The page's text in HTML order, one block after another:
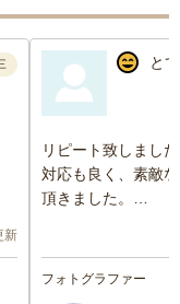
新
と
リピート致しまし
対応も良く、素敵
頂きました。
フォトグラファー